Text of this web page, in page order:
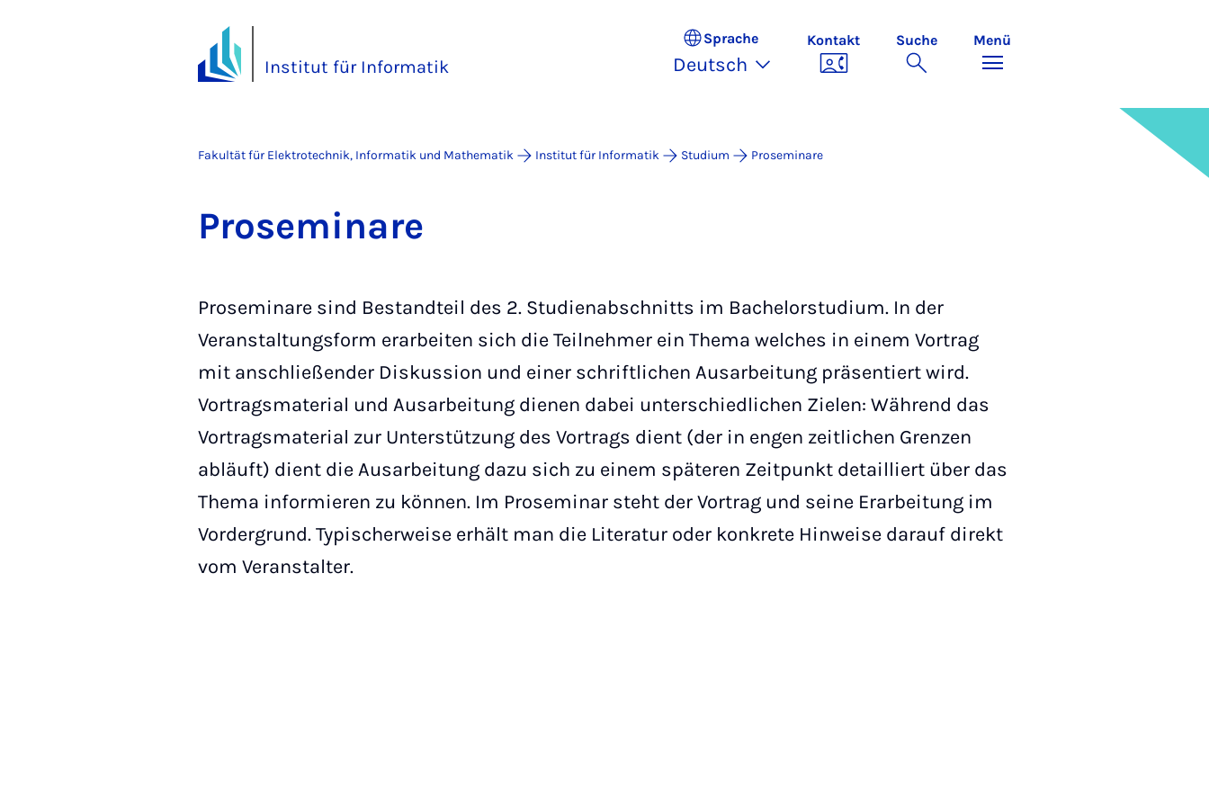
Institut für Informatik
Sprache
Deutsch
Kontakt Suche Menü
Fakultät für Elektrotechnik, Informatik und Mathematik Institut für Informatik Studium Proseminare
Pro­se­mi­na­re
Proseminare sind Bestandteil des 2. Studienabschnitts im Bachelorstudium. In der
Veranstaltungsform erarbeiten sich die Teilnehmer ein Thema welches in einem Vortrag
mit anschließender Diskussion und einer schriftlichen Ausarbeitung präsentiert wird.
Vortragsmaterial und Ausarbeitung dienen dabei unterschiedlichen Zielen: Während das
Vortragsmaterial zur Unterstützung des Vortrags dient (der in engen zeitlichen Grenzen
abläuft) dient die Ausarbeitung dazu sich zu einem späteren Zeitpunkt detailliert über das
Thema informieren zu können. Im Proseminar steht der Vortrag und seine Erarbeitung im
Vordergrund. Typischerweise erhält man die Literatur oder konkrete Hinweise darauf direkt
vom Veranstalter.